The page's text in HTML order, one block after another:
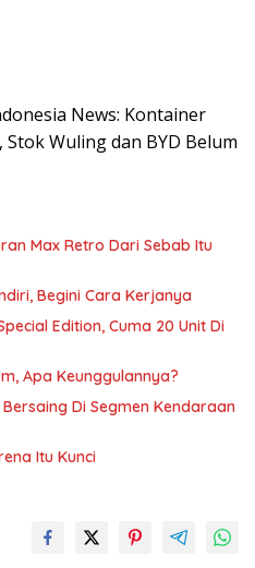
News: Kontainer
Wuling dan BYD Belum
Max Retro Dari Sebab Itu
Begini Cara Kerjanya
Edition, Cuma 20 Unit Di
Apa Keunggulannya?
Di Segmen Kendaraan
Itu Kunci